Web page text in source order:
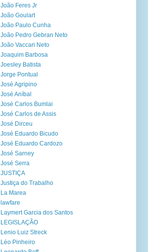
João Feres Jr
João Goulart
João Paulo Cunha
João Pedro Gebran Neto
João Vaccari Neto
Joaquim Barbosa
Joesley Batista
Jorge Pontual
José Agripino
José Aníbal
José Carlos Bumlai
José Carlos de Assis
José Dirceu
José Eduardo Bicudo
José Eduardo Cardozo
José Sarney
José Serra
JUSTIÇA
Justiça do Trabalho
La Marea
lawfare
Laymert Garcia dos Santos
LEGISLAÇÃO
Lenio Luiz Streck
Léo Pinheiro